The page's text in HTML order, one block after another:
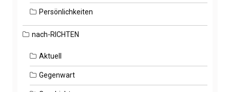
Persönlichkeiten
nach-RICHTEN
Aktuell
Gegenwart